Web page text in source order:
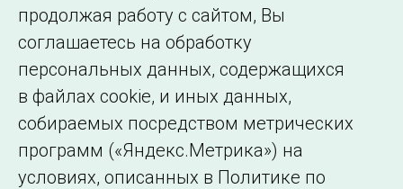
образовательной
организации
продолжая работу с сайтом, Вы
соглашаетесь на обработку
персональных данных, содержащихся
в файлах cookie, и иных данных,
собираемых посредством метрических
программ («Яндекс.Метрика») на
условиях, описанных в Политике по